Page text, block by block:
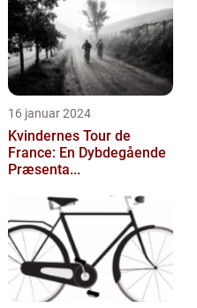
16 januar 2024
Kvindernes Tour de
France: En Dybdegående
Præsenta...